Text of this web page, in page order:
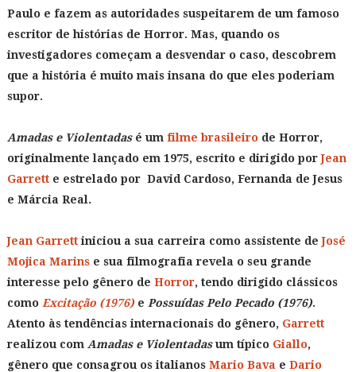
Paulo e fazem as autoridades suspeitarem de um famoso
escritor de histórias de Horror. Mas, quando os
investigadores começam a desvendar o caso, descobrem
que a história é muito mais insana do que eles poderiam
supor.
Amadas e Violentadasé um filme brasileirode Horror,
originalmente lançado em 1975, escrito e dirigido porJean
Garrette estrelado por David Cardoso, Fernanda de Jesus
e Márcia Real.
Jean Garrettiniciou a sua carreira como assistente deJosé
Mojica Marinse sua filmografia revela o seu grande
interesse pelo gênero de Horror, tendo dirigido clássicos
como Excitação (1976)e Possuídas Pelo Pecado (1976).
Atento às tendências internacionais do gênero, Garrett
realizou com Amadas e Violentadasum típico Giallo,
gênero que consagrou os italianos Mario Bava e Dario